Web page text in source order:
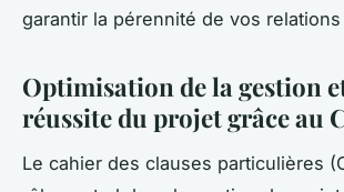
garantir la pérennité de vos
Optimisation de la gestion
réussite du projet grâce au
Le cahier des clauses particulières